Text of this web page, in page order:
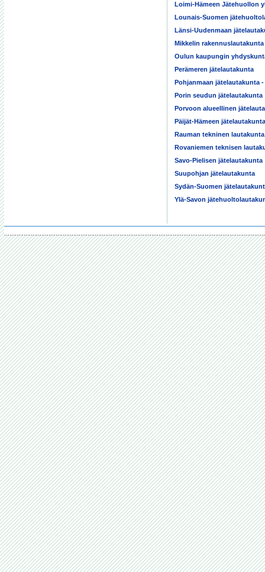
Loimi-Hämeen Jätehuollon
Lounais-Suomen
Länsi-Uudenmaan
Mikkelin rakennuslautakunta
Oulun kaupungin
Perämeren jätelautakunta
Pohjanmaan jätelautakunta
Porin seudun jätelautakunta
Porvoon alueellinen
Päijät-Hämeen jätelautakunta
Rauman tekninen lautakunta
Rovaniemen teknisen
Savo-Pielisen jätelautakunta
Suupohjan jätelautakunta
Sydän-Suomen
Ylä-Savon